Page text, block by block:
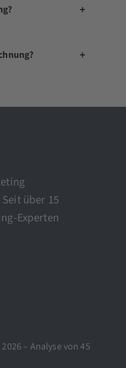
+
+
über 15
Experten
– Analyse von 45